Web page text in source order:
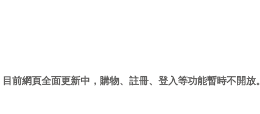
目前網頁全面更新中，購物、註冊、登入等功能暫時不開放。